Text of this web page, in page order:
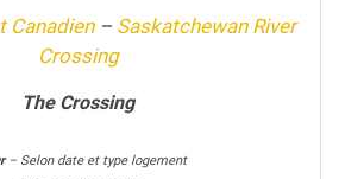
Canadien– Saskatchewan River
Crossing
The Crossing
– Selon date et type logement